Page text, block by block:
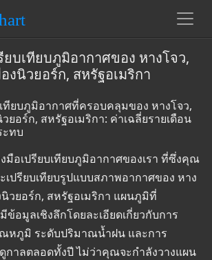
บเทียบภูมิอากาศของ หางโจว,
งนิวยอร์ก, สหรัฐอเมริกา
ทียบภูมิอากาศที่ครอบคลุมของ หางโจว,
ยอร์ก, สหรัฐอเมริกา: ค่าเฉลี่ยรายเดือน
ทบ
มือเปรียบเทียบภูมิอากาศของเรา ที่ซึ่งคุณ
เปรียบเทียบรูปแบบสภาพอากาศของ หาง
นิวยอร์ก, สหรัฐอเมริกา แผนภูมิที่
ข้อมูลเชิงลึกโดยละเอียดเกี่ยวกับการ
หภูมิ ระดับปริมาณน้ำฝน และการ
กาลตลอดทั้งปี ไม่ว่าคุณจะกำลังวางแผน